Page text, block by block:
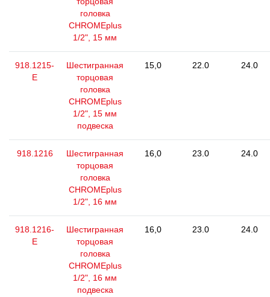
головка
CHROMEplus
1/2", 15 мм
918.1215-
E
Шестигранная
торцовая
головка
CHROMEplus
1/2", 15 мм
подвеска
15,0 22.0 24.0
918.1216
Шестигранная
торцовая
головка
CHROMEplus
1/2", 16 мм
16,0 23.0 24.0
918.1216-
E
Шестигранная
торцовая
головка
CHROMEplus
1/2", 16 мм
подвеска
16,0 23.0 24.0